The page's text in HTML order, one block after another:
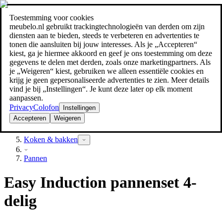
Toestemming voor cookies
meubelo.nl gebruikt trackingtechnologieën van derden om zijn
diensten aan te bieden, steeds te verbeteren en advertenties te
tonen die aansluiten bij jouw interesses. Als je „Accepteren“
kiest, ga je hiermee akkoord en geef je ons toestemming om deze
gegevens te delen met derden, zoals onze marketingpartners. Als
je „Weigeren“ kiest, gebruiken we alleen essentiële cookies en
krijg je geen gepersonaliseerde advertenties te zien. Meer details
vind je bij „Instellingen“. Je kunt deze later op elk moment
aanpassen.
PrivacyColofon
Instellingen
Accepteren
Weigeren
Zoeken
meubel jezelf de beste prijs!meubel jezelf de beste prijs!
Keuken & eetkamer
Koken & bakken
Pannen
Easy Induction pannenset 4-
delig